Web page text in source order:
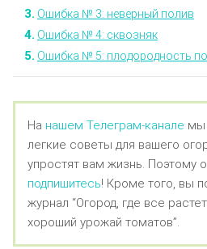
Ошибка № 3: неверный полив
Ошибка № 4: сквозняк
Ошибка № 5: плодородность
На нашем Телеграм-канале мы
легкие советы для вашего
упростят вам жизнь. Поэтому
подпишитесь! Кроме того, вы
журнал “Огород, где все
хороший урожай томатов”.